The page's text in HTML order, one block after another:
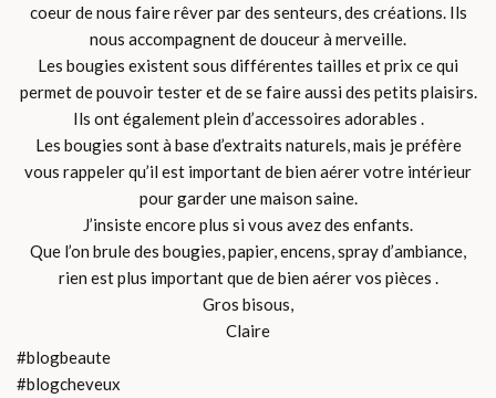
coeur de nous faire rêver par des senteurs, des créations. Ils
nous accompagnent de douceur à merveille.
Les bougies existent sous différentes tailles et prix ce qui
permet de pouvoir tester et de se faire aussi des petits plaisirs.
Ils ont également plein d’accessoires adorables .
Les bougies sont à base d’extraits naturels, mais je préfère
vous rappeler qu’il est important de bien aérer votre intérieur
pour garder une maison saine.
J’insiste encore plus si vous avez des enfants.
Que l’on brule des bougies, papier, encens, spray d’ambiance,
rien est plus important que de bien aérer vos pièces .
Gros bisous,
Claire
#blogbeaute
#blogcheveux